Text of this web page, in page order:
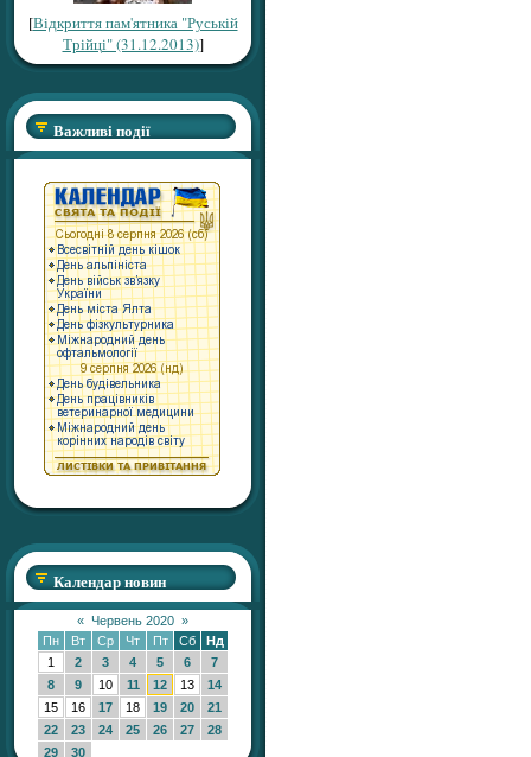
[Відкриття пам'ятника "Руській
Трійці" (31.12.2013)]
Важливі події
Календар новин
« Червень 2020 »
Пн
Вт Ср Чт Пт Сб
Нд
1
2 3 4 5 6
7
8
9 10 11 12 13
14
15
16 17 18 19 20
21
22
23 24 25 26 27
28
29
30